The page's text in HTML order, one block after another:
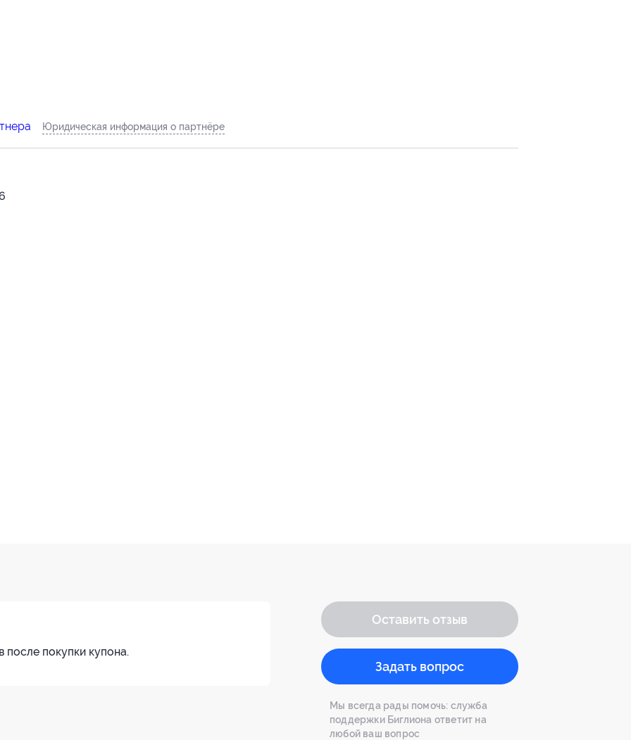
Юридическая информация о партнёре
после покупки купона.
Оставить отзыв
Задать вопрос
Мы всегда рады помочь: служба
поддержки Биглиона ответит на
любой ваш вопрос